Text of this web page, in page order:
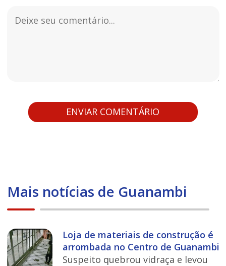
Mais notícias de Guanambi
Loja de materiais de construção é
arrombada no Centro de Guanambi
Suspeito quebrou vidraça e levou